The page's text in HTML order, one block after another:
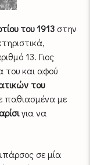
του 1913 στην
13. Γιος
του και αφού
του
παθιασμένα με
για να
σε μία